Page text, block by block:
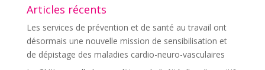
Articles récents
Les services de prévention et de santé au travail ont
désormais une nouvelle mission de sensibilisation et
de dépistage des maladies cardio-neuro-vasculaires